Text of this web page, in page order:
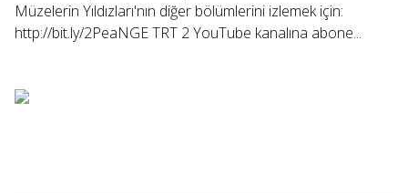
Müzelerin Yıldızları'nın diğer bölümlerini izlemek için:
http://bit.ly/2PeaNGE TRT 2 YouTube kanalına abone...